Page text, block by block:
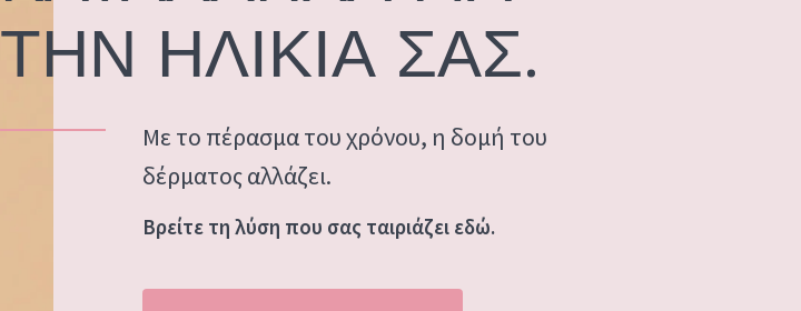
ΤΗΝ ΗΛΙΚΙΑ ΣΑΣ.
Με το πέρασμα του χρόνου, η δομή του
δέρματος αλλάζει.
Βρείτε τη λύση που σας ταιριάζει εδώ.